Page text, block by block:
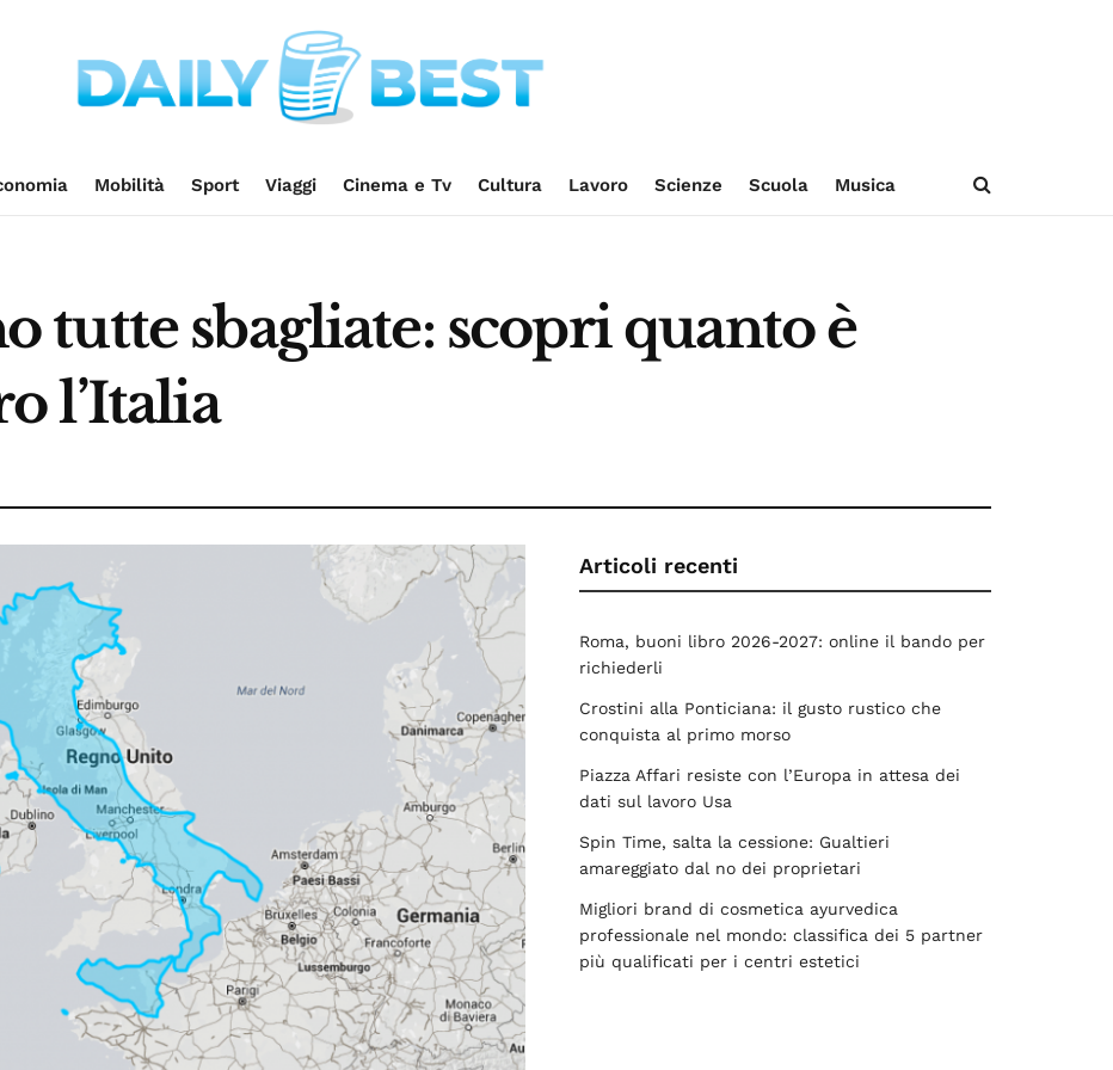
Mobilità Sport Viaggi Cinema e Tv Cultura Lavoro Scienze Scuola Musica
tutte sbagliate: scopri quanto è
l’Italia
Articoli recenti
Roma, buoni libro 2026-2027: online il bando per
richiederli
Crostini alla Ponticiana: il gusto rustico che
conquista al primo morso
Piazza Affari resiste con l’Europa in attesa dei
dati sul lavoro Usa
Spin Time, salta la cessione: Gualtieri
amareggiato dal no dei proprietari
Migliori brand di cosmetica ayurvedica
professionale nel mondo: classifica dei 5 partner
più qualificati per i centri estetici